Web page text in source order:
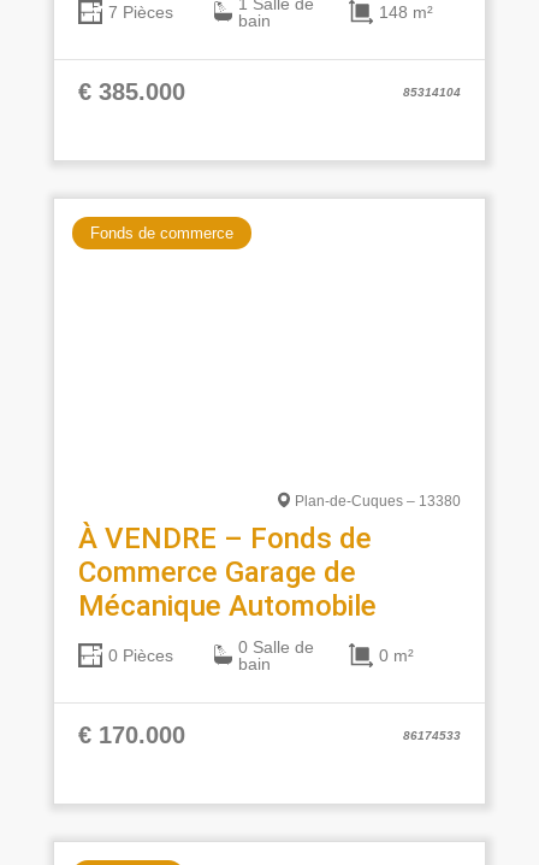
7 Pièces
bain
148 m²
€ 385.000 85314104
Fonds de commerce
Plan-de-Cuques – 13380
À VENDRE – Fonds de
Commerce Garage de
Mécanique Automobile
0 Pièces
0 Salle de
bain
0 m²
€ 170.000 86174533